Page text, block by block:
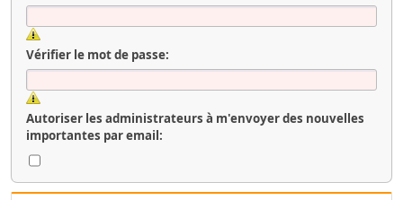
Vérifier le mot de passe:
Autoriser les administrateurs à m'envoyer des nouvelles
importantes par email: